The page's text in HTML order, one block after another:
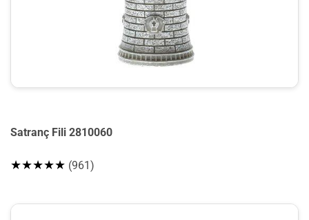
Satranç Fili 2810060
★★★★★ (961)